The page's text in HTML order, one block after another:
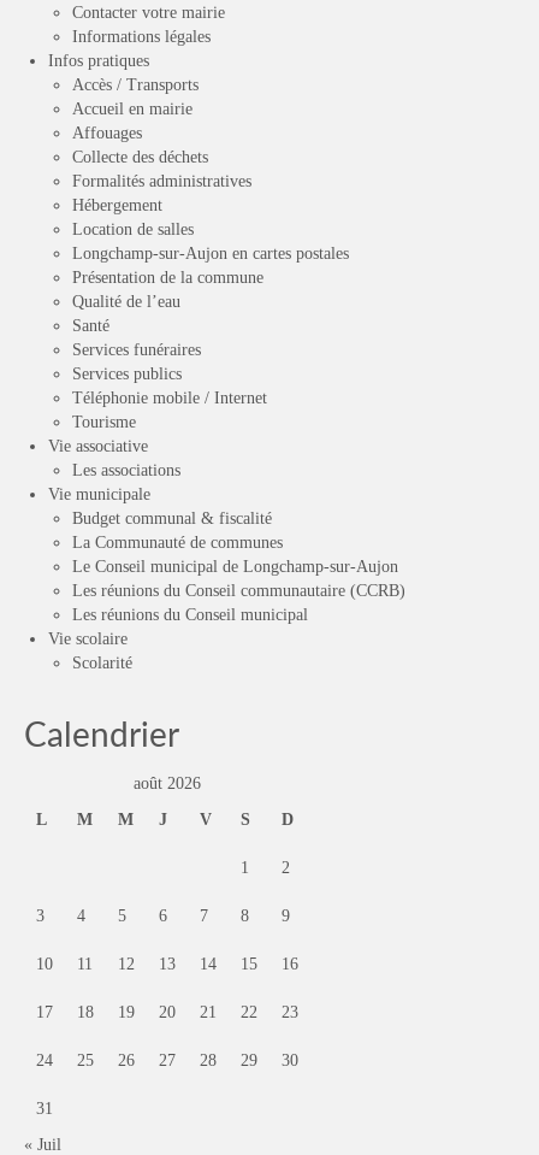
Contacter votre mairie
Informations légales
Infos pratiques
Accès / Transports
Accueil en mairie
Affouages
Collecte des déchets
Formalités administratives
Hébergement
Location de salles
Longchamp-sur-Aujon en cartes postales
Présentation de la commune
Qualité de l’eau
Santé
Services funéraires
Services publics
Téléphonie mobile / Internet
Tourisme
Vie associative
Les associations
Vie municipale
Budget communal & fiscalité
La Communauté de communes
Le Conseil municipal de Longchamp-sur-Aujon
Les réunions du Conseil communautaire (CCRB)
Les réunions du Conseil municipal
Vie scolaire
Scolarité
Calendrier
août 2026
L
M M J V S D
1 2
3 4 5 6 7 8 9
10 11 12 13 14 15 16
17 18 19 20 21 22 23
24 25 26 27 28 29 30
31
« Juil